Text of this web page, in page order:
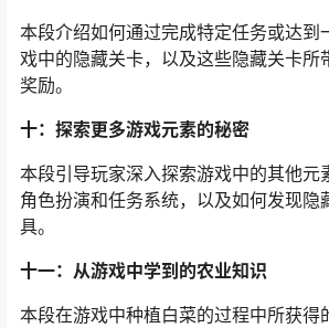
本段介绍如何通过完成特定任务或达到
戏中的隐藏关卡，以及这些隐藏关卡所
奖励。
十：探索更多游戏元素的秘密
本段引导玩家深入探索游戏中的其他元
角色扮演和任务系统，以及如何发现隐
具。
十一：从游戏中学到的农业知识
本段在游戏中种植白菜的过程中所获得